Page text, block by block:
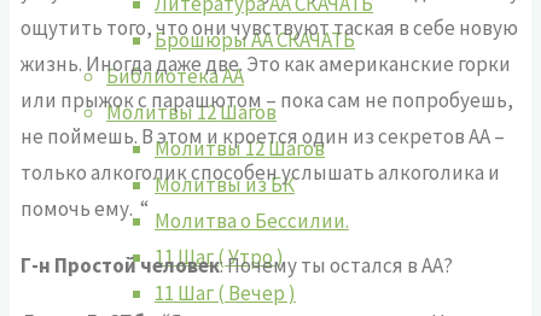
Брошюры АА СКАЧАТЬ
Библиотека АА
Молитвы 12 Шагов
Молитвы 12 Шагов
Молитвы из БК
Молитва о Бессилии.
11 Шаг ( Утро )
11 Шаг ( Вечер )
ощутить того, что они чувствуют таская в себе новую
жизнь. Иногда даже две. Это как американские горки
или прыжок с парашютом – пока сам не попробуешь,
не поймешь. В этом и кроется один из секретов АА –
только алкоголик способен услышать алкоголика и
помочь ему. “
Г-н Простой человек: Почему ты остался в АА?